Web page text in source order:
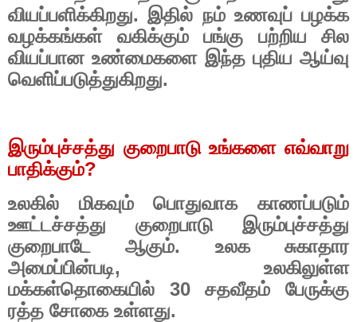
வியப்பளிக்கிறது. இதில் நம் உணவுப் பழக்க
வழக்கங்கள் வகிக்கும் பங்கு பற்றிய சில
வியப்பான உண்மைகளை இந்த புதிய ஆய்வு
வெளிப்படுத்துகிறது.
இரும்புச்சத்து குறைபாடு உங்களை எவ்வாறு
பாதிக்கும்?
உலகில் மிகவும் பொதுவாக காணப்படும்
ஊட்டச்சத்து குறைபாடு இரும்புச்சத்து
குறைபாடே ஆகும். உலக சுகாதார
அமைப்பின்படி, உலகிலுள்ள
மக்கள்தொகையில் 30சதவீதம் பேருக்கு
ரத்த சோகை உள்ளது.